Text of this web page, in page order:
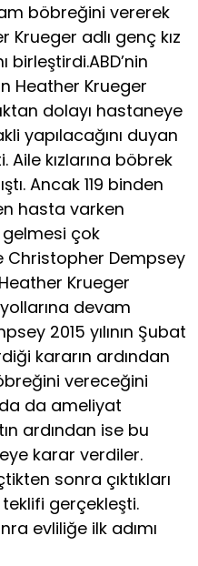
böbreğini vererek
Krueger adlı genç kız
birleştirdi.ABD’nin
Heather Krueger
dolayı hastaneye
yapılacağını duyan
kızlarına böbrek
Ancak 119 binden
hasta varken
gelmesi çok
Christopher Dempsey
Krueger
devam
2015 yılının Şubat
kararın ardından
vereceğini
da ameliyat
ardından ise bu
karar verdiler.
sonra çıktıkları
teklifi gerçekleşti.
evliliğe ilk adımı